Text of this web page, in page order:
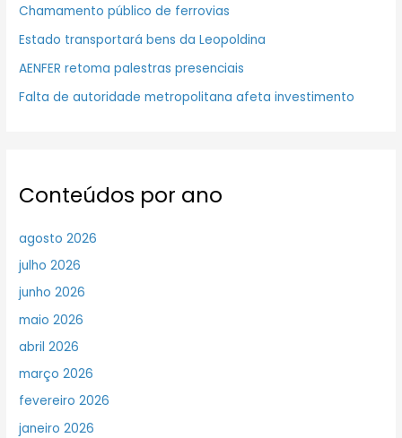
Chamamento público de ferrovias
Estado transportará bens da Leopoldina
AENFER retoma palestras presenciais
Falta de autoridade metropolitana afeta investimento
Conteúdos por ano
agosto 2026
julho 2026
junho 2026
maio 2026
abril 2026
março 2026
fevereiro 2026
janeiro 2026